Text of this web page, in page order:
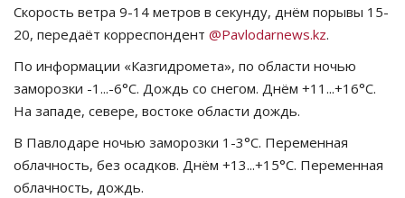
Курултай
Язык
Скорость ветра 9-14 метров в секунду, днём порывы 15-
20, передаёт корреспондент @Pavlodarnews.kz.
По информации «Казгидромета», по области ночью
заморозки -1...-6°C. Дождь со снегом. Днём +11...+16°C.
На западе, севере, востоке области дождь.
В Павлодаре ночью заморозки 1-3°C. Переменная
облачность, без осадков. Днём +13...+15°C. Переменная
облачность, дождь.